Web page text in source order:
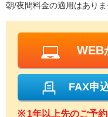
朝/夜間料金の適用はありま
WEB
FAX申
1年以上先のご予